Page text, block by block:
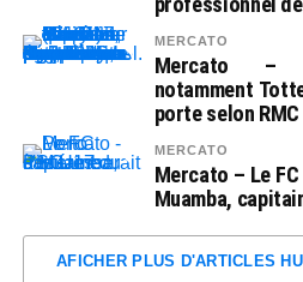
MERCATO
Mercato –
notamment
porte selon
MERCATO
Mercato – Le
Muamba,
AFICHER PLUS D'ARTICLES